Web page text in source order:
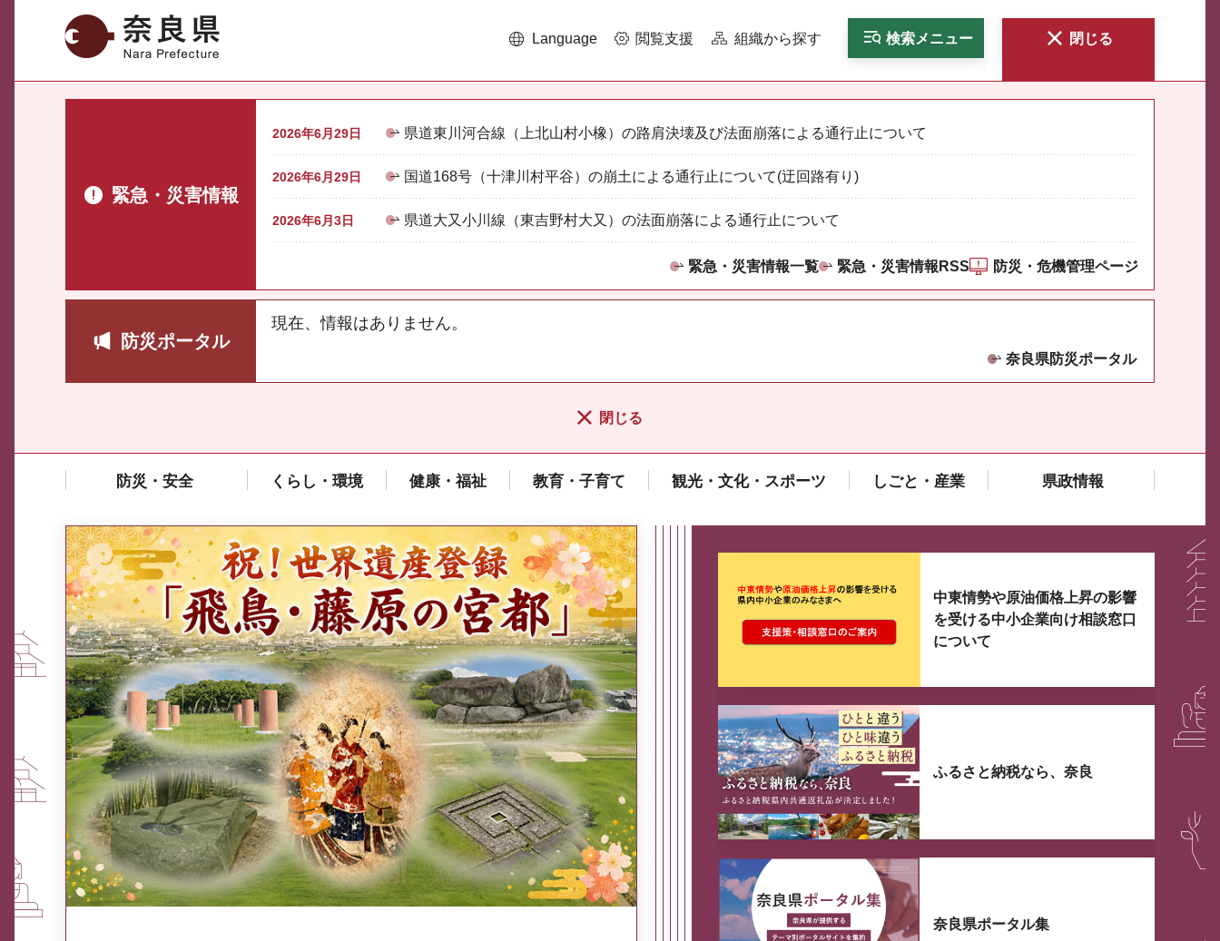
奈良県 Language 閲覧支援 組織から探す 検索メニュー 閉じる
緊急・災害情報
2026年6月29日 県道東川河合線（上北山村小橡）の路肩決壊及び法面崩落による通行止について
2026年6月29日 国道168号（十津川村平谷）の崩土による通行止について(迂回路有り)
2026年6月3日 県道大又小川線（東吉野村大又）の法面崩落による通行止について
緊急・災害情報一覧 緊急・災害情報RSS 防災・危機管理ページ
防災ポータル
現在、情報はありません。
奈良県防災ポータル
閉じる
防災・安全 くらし・環境 健康・福祉 教育・子育て 観光・文化・スポーツ しごと・産業 県政情報
ここから最大3つずつ情報が表示されるスライダーがあります。
中東情勢や原油価格上昇の影響
を受ける中小企業向け相談窓口
について
ふるさと納税なら、奈良
県広報誌「県民だより奈良」
2026年8月号
奈良県政策集
中東情勢や原油価格上昇の影響
を受ける中小企業向け相談窓口
について
ふるさと納税なら、奈良
奈良県ポータル集